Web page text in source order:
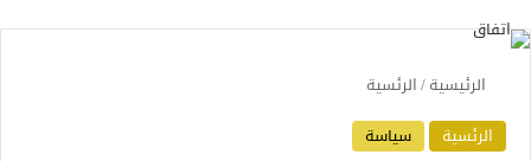
الرئيسية/الرئسية
الرئسية
سياسة